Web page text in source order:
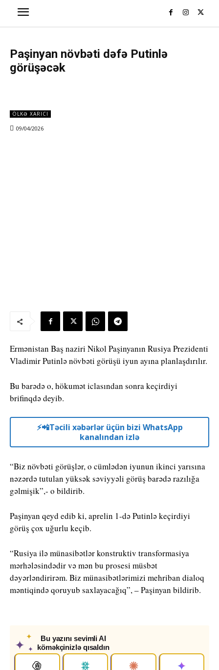
Paşinyan növbəti dəfə Putinlə
görüşəcək
ÖLKƏ XARICI
09/04/2026
Ermənistan Baş naziri Nikol Paşinyanın Rusiya Prezidenti
Vladimir Putinlə növbəti görüşü iyun ayına planlaşdırılır.
Bu barədə o, hökumət iclasından sonra keçirdiyi
brifinqdə deyib.
⚡️📲Təcili xəbərlər üçün bizi WhatsApp
kanalından izlə
“Biz növbəti görüşlər, o cümlədən iyunun ikinci yarısına
nəzərdə tutulan yüksək səviyyəli görüş barədə razılığa
gəlmişik”,- o bildirib.
Paşinyan qeyd edib ki, aprelin 1-də Putinlə keçirdiyi
görüş çox uğurlu keçib.
“Rusiya ilə münasibətlər konstruktiv transformasiya
mərhələsindədir və mən bu prosesi müsbət
dəyərləndirirəm. Biz münasibətlərimizi mehriban dialoq
məntiqində qoruyub saxlayacağıq”, – Paşinyan bildirib.
✦
✦
✦
Bu yazını sevimli AI
köməkçinizlə qısaldın